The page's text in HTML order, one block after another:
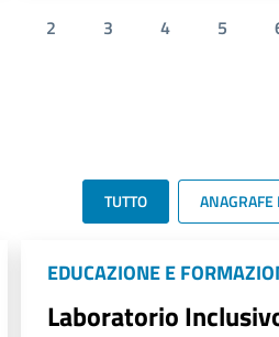
2 3 4 5
TUTTO ANAGRAFE
EDUCAZIONE E
Laboratorio